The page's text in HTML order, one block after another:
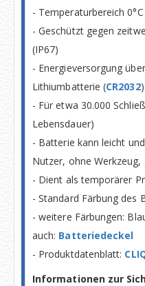
- Temperaturbereich 0°C
- Geschützt gegen
(IP67)
- Energieversorgung
Lithiumbatterie (CR2032)
- Für etwa 30.000
Lebensdauer)
- Batterie kann leicht
Nutzer, ohne
- Dient als temporärer
- Standard Färbung des
- weitere Färbungen:
auch: Batteriedeckel
- Produktdatenblatt:
Informationen zur